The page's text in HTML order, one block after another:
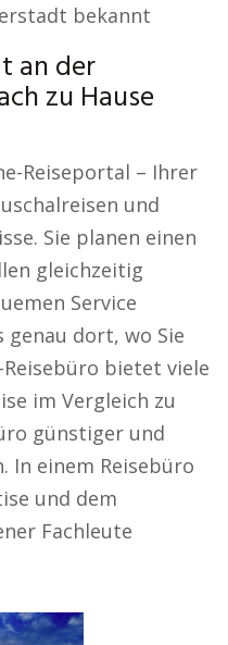
bekannt
an der
zu Hause
Reiseportal – Ihrer
und
Sie planen einen
gleichzeitig
Service
genau dort, wo Sie
bietet viele
im Vergleich zu
günstiger und
einem Reisebüro
und dem
Fachleute